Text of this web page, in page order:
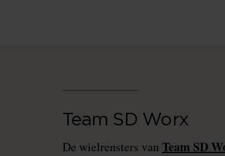
Team SD Worx
De wielrensters van Team SD